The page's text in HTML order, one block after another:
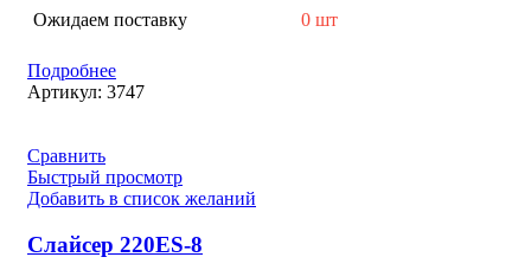
Ожидаем поставку
0 шт
Подробнее
Артикул: 3747
Сравнить
Быстрый просмотр
Добавить в список желаний
Слайсер 220ES-8